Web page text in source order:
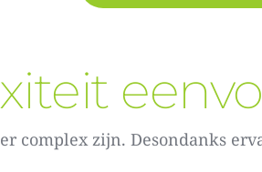
complex zijn. Desondanks